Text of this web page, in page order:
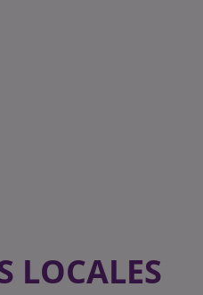
LOCALES